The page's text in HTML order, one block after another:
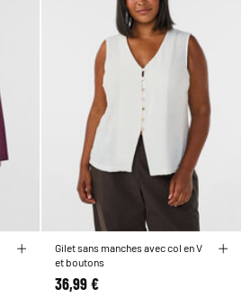
Gilet sans manches avec col en V
et boutons
36,99 €